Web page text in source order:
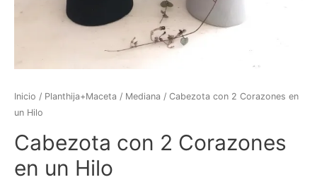
Inicio / Planthija+Maceta / Mediana / Cabezota con 2 Corazones en
un Hilo
Cabezota con 2 Corazones
en un Hilo